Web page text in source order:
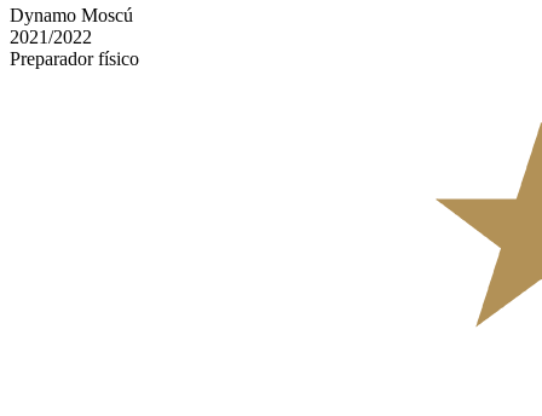
Dynamo Moscú
2021/2022
Preparador físico